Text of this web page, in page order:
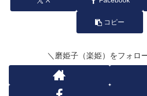
コピー
＼磨姫子（楽姫）をフォロ